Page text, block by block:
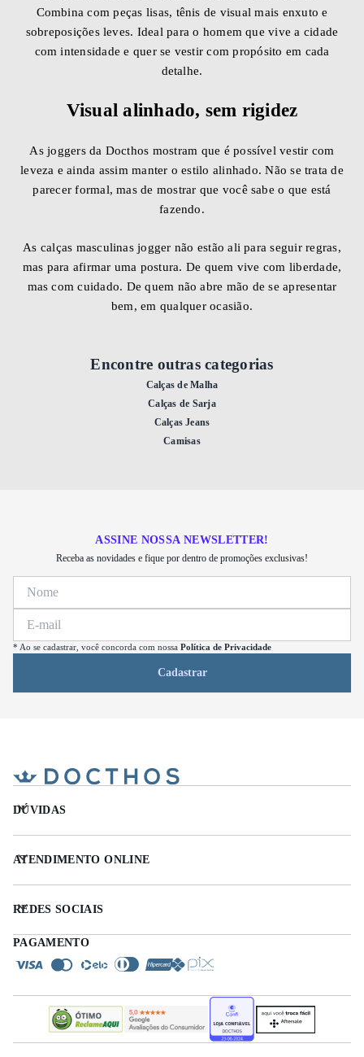
Combina com peças lisas, tênis de visual mais enxuto e
sobreposições leves. Ideal para o homem que vive a cidade
com intensidade e quer se vestir com propósito em cada
detalhe.
Visual alinhado, sem rigidez
As joggers da Docthos mostram que é possível vestir com
leveza e ainda assim manter o estilo alinhado. Não se trata de
parecer formal, mas de mostrar que você sabe o que está
fazendo.
As calças masculinas jogger não estão ali para seguir regras,
mas para afirmar uma postura. De quem vive com liberdade,
mas com cuidado. De quem não abre mão de se apresentar
bem, em qualquer ocasião.
Encontre outras categorias
Calças de Malha
Calças de Sarja
Calças Jeans
Camisas
ASSINE NOSSA NEWSLETTER!
Receba as novidades e fique por dentro de promoções exclusivas!
* Ao se cadastrar, você concorda com nossa Política de Privacidade
Cadastrar
DÚVIDAS
ATENDIMENTO ONLINE
REDES SOCIAIS
PAGAMENTO